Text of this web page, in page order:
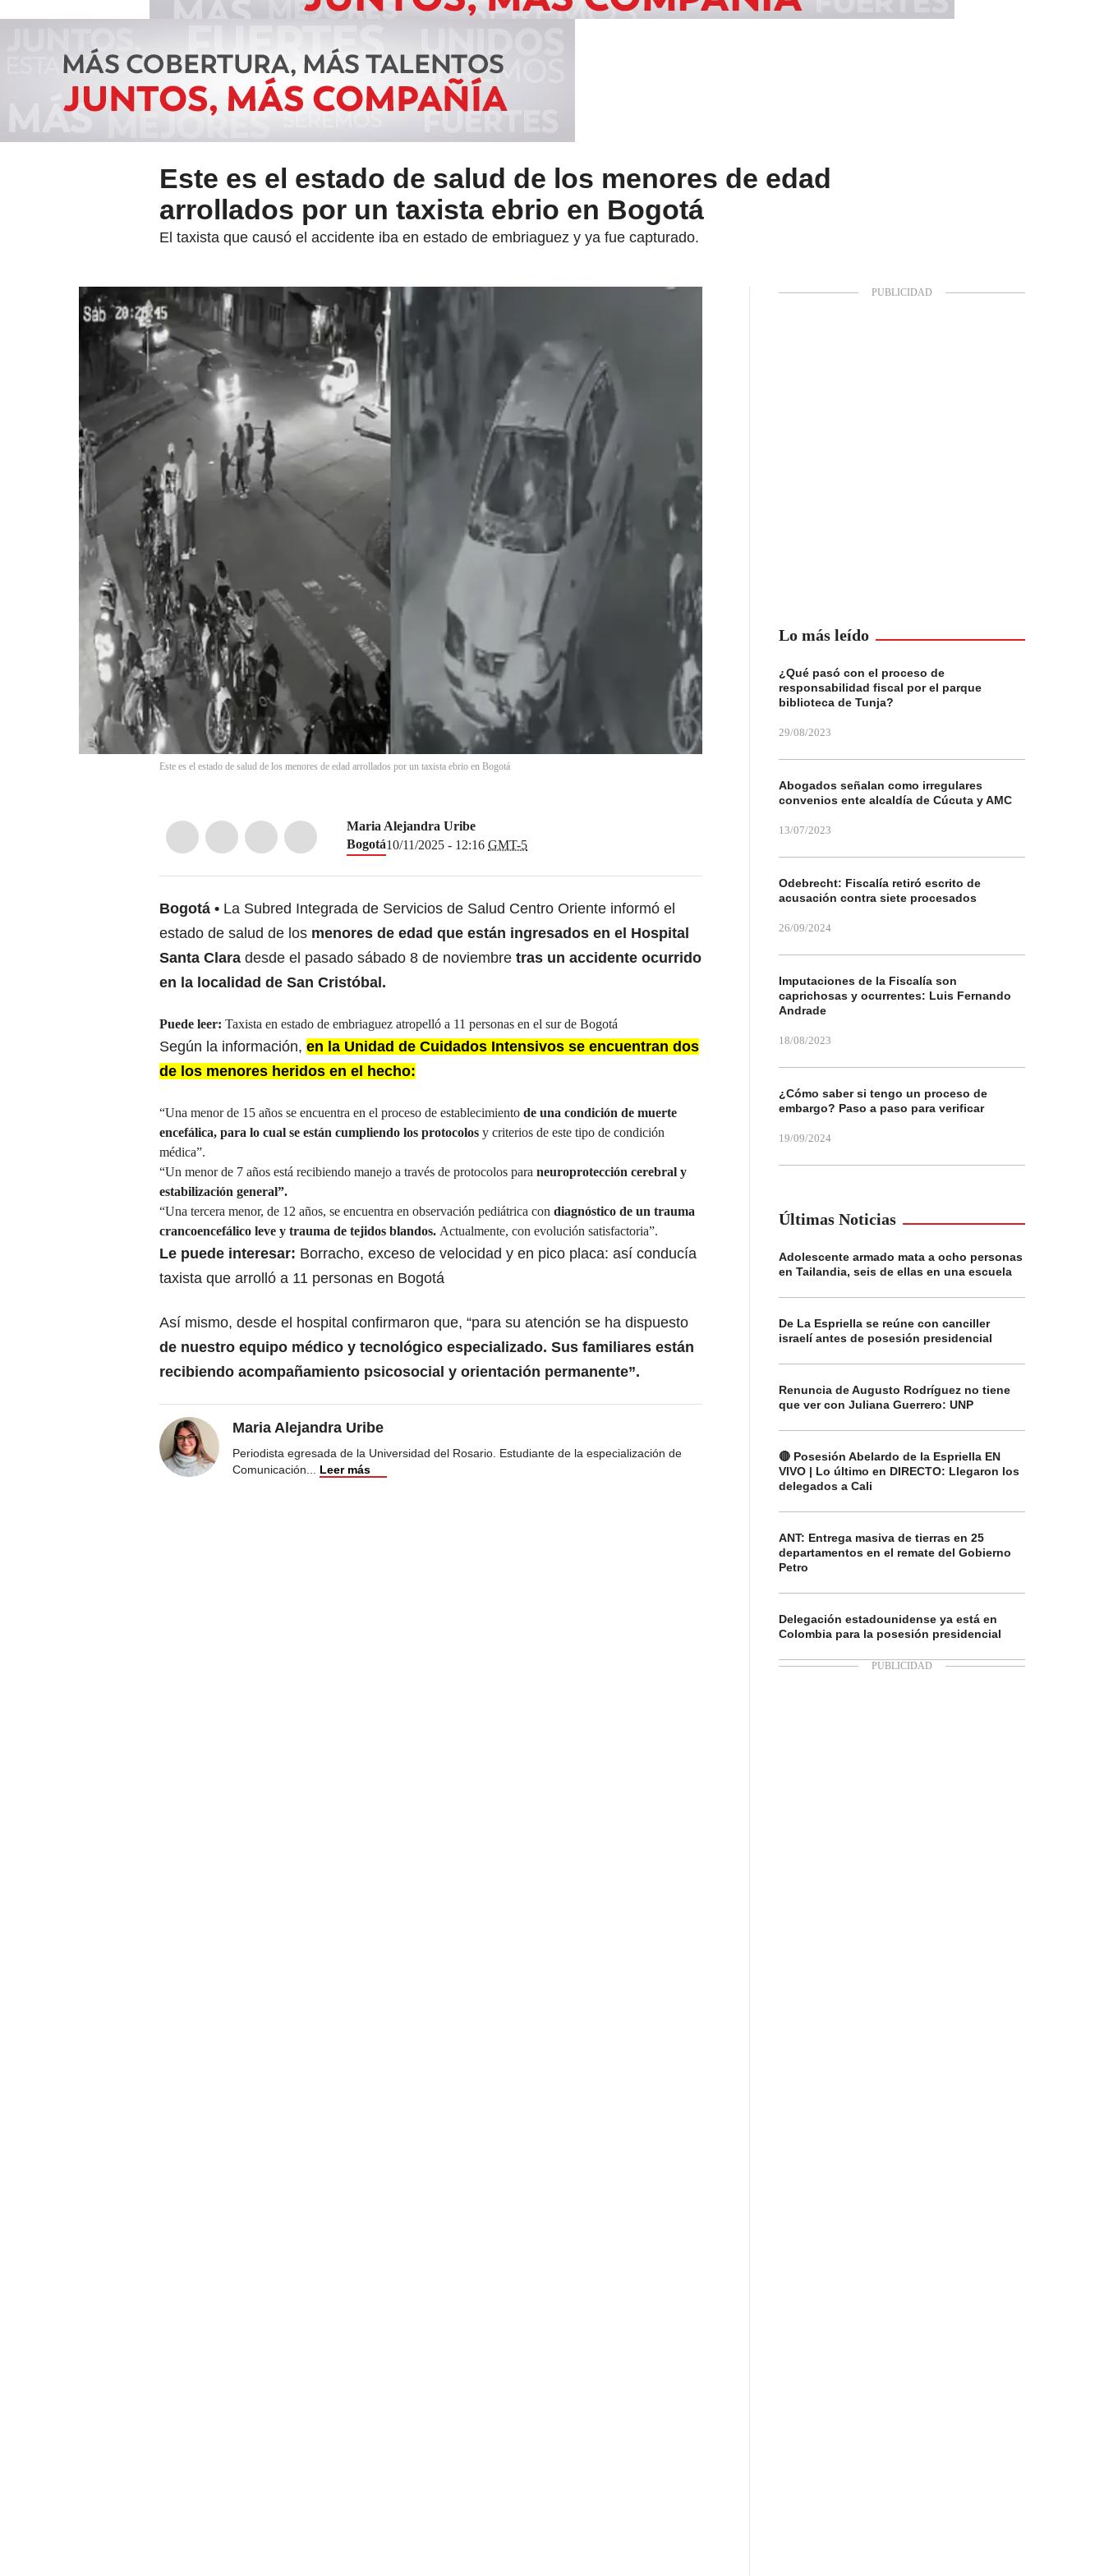
Este es el estado de salud de los menores de edad
arrollados por un taxista ebrio en Bogotá
El taxista que causó el accidente iba en estado de embriaguez y ya fue capturado.
Este es el estado de salud de los menores de edad arrollados por un taxista ebrio en Bogotá
Maria Alejandra Uribe
Bogotá10/11/2025 - 12:16 GMT-5
Bogotá
La Subred Integrada de Servicios de Salud Centro Oriente informó el
estado de salud de los menores de edad que están ingresados en el Hospital
Santa Clara desde el pasado sábado 8 de noviembre tras un accidente ocurrido
en la localidad de San Cristóbal.
Puede leer: Taxista en estado de embriaguez atropelló a 11 personas en el sur de Bogotá
Según la información, en la Unidad de Cuidados Intensivos se encuentran dos
de los menores heridos en el hecho:
“Una menor de 15 años se encuentra en el proceso de establecimiento de una condición de muerte
encefálica, para lo cual se están cumpliendo los protocolos y criterios de este tipo de condición
médica”.
“Un menor de 7 años está recibiendo manejo a través de protocolos para neuroprotección cerebral y
estabilización general”.
“Una tercera menor, de 12 años, se encuentra en observación pediátrica con diagnóstico de un trauma
crancoencefálico leve y trauma de tejidos blandos. Actualmente, con evolución satisfactoria”.
Le puede interesar: Borracho, exceso de velocidad y en pico placa: así conducía
taxista que arrolló a 11 personas en Bogotá
Así mismo, desde el hospital confirmaron que, “para su atención se ha dispuesto
de nuestro equipo médico y tecnológico especializado. Sus familiares están
recibiendo acompañamiento psicosocial y orientación permanente”.
Maria Alejandra Uribe
Periodista egresada de la Universidad del Rosario. Estudiante de la especialización de
Comunicación... Leer más
Lo más leído
¿Qué pasó con el proceso de
responsabilidad fiscal por el parque
biblioteca de Tunja?
29/08/2023
Abogados señalan como irregulares
convenios ente alcaldía de Cúcuta y AMC
13/07/2023
Odebrecht: Fiscalía retiró escrito de
acusación contra siete procesados
26/09/2024
Imputaciones de la Fiscalía son
caprichosas y ocurrentes: Luis Fernando
Andrade
18/08/2023
¿Cómo saber si tengo un proceso de
embargo? Paso a paso para verificar
19/09/2024
Últimas Noticias
Adolescente armado mata a ocho personas
en Tailandia, seis de ellas en una escuela
De La Espriella se reúne con canciller
israelí antes de posesión presidencial
Renuncia de Augusto Rodríguez no tiene
que ver con Juliana Guerrero: UNP
🔴 Posesión Abelardo de la Espriella EN
VIVO | Lo último en DIRECTO: Llegaron los
delegados a Cali
ANT: Entrega masiva de tierras en 25
departamentos en el remate del Gobierno
Petro
Delegación estadounidense ya está en
Colombia para la posesión presidencial